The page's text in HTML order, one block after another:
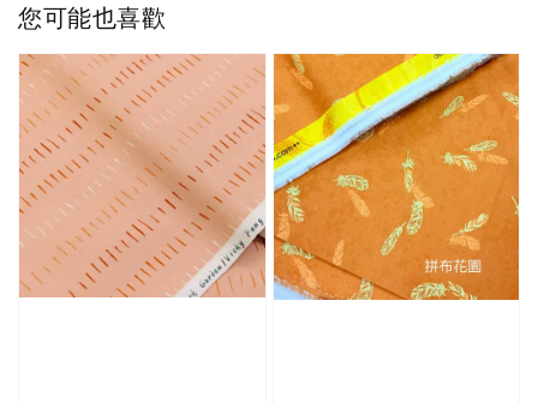
您可能也喜歡